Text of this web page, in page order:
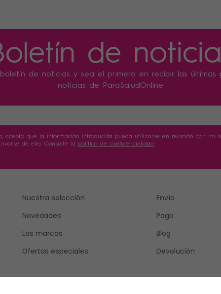
de
de noticias y sea el primero en recibir las últimas
noticias de ParaSaludOnline
acepto que la información introducida pueda utilizarse en relación con mi
de ella. Consulte la política de confidencialidad .
Nuestra selección
Novedades
Las marcas
Ofertas especiales
Envío
Pago
Blog
Devolución